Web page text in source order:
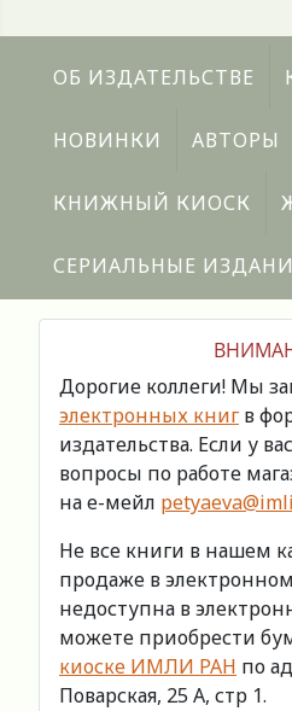
ОБ ИЗДАТЕЛЬСТВЕ
НОВИНКИ АВТОРЫ
КНИЖНЫЙ КИОСК
СЕРИАЛЬНЫЕ
Дорогие коллеги! Мы
электронных книг в
издательства. Если у
вопросы по работе
на е-мейл
Не все книги в нашем
продаже в
недоступна в
можете приобрести
киоске ИМЛИ РАН по
Поварская, 25 А, стр 1.